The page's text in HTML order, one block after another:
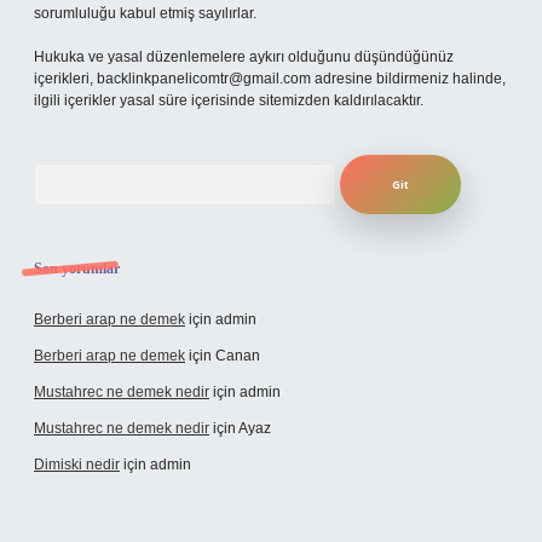
sorumluluğu kabul etmiş sayılırlar.
Hukuka ve yasal düzenlemelere aykırı olduğunu düşündüğünüz
içerikleri, backlinkpanelicomtr@gmail.com adresine bildirmeniz halinde,
ilgili içerikler yasal süre içerisinde sitemizden kaldırılacaktır.
Son yorumlar
Berberi arap ne demek için admin
Berberi arap ne demek için Canan
Mustahrec ne demek nedir için admin
Mustahrec ne demek nedir için Ayaz
Dimiski nedir için admin